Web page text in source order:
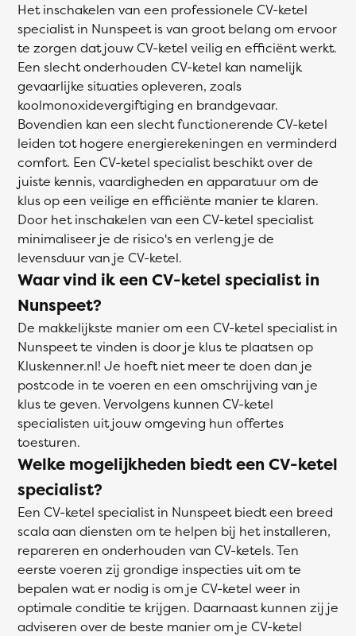
Het inschakelen van een professionele CV-ketel
specialist in Nunspeet is van groot belang om ervoor
te zorgen dat jouw CV-ketel veilig en efficiënt werkt.
Een slecht onderhouden CV-ketel kan namelijk
gevaarlijke situaties opleveren, zoals
koolmonoxidevergiftiging en brandgevaar.
Bovendien kan een slecht functionerende CV-ketel
leiden tot hogere energierekeningen en verminderd
comfort. Een CV-ketel specialist beschikt over de
juiste kennis, vaardigheden en apparatuur om de
klus op een veilige en efficiënte manier te klaren.
Door het inschakelen van een CV-ketel specialist
minimaliseer je de risico's en verleng je de
levensduur van je CV-ketel.
Waar vind ik een CV-ketel specialist in
Nunspeet?
De makkelijkste manier om een CV-ketel specialist in
Nunspeet te vinden is door je klus te plaatsen op
Kluskenner.nl! Je hoeft niet meer te doen dan je
postcode in te voeren en een omschrijving van je
klus te geven. Vervolgens kunnen CV-ketel
specialisten uit jouw omgeving hun offertes
toesturen.
Welke mogelijkheden biedt een CV-ketel
specialist?
Een CV-ketel specialist in Nunspeet biedt een breed
scala aan diensten om te helpen bij het installeren,
repareren en onderhouden van CV-ketels. Ten
eerste voeren zij grondige inspecties uit om te
bepalen wat er nodig is om je CV-ketel weer in
optimale conditie te krijgen. Daarnaast kunnen zij je
adviseren over de beste manier om je CV-ketel